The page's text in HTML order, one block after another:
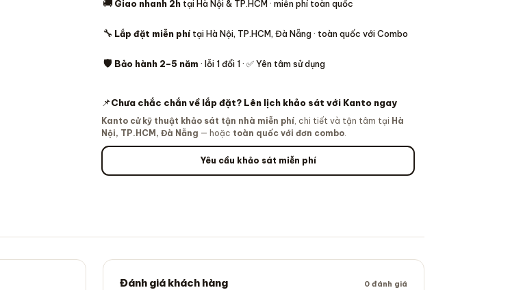
🚚 Giao nhanh 2h tại Hà Nội & TP.HCM · miễn phí toàn quốc
🔧 Lắp đặt miễn phí tại Hà Nội, TP.HCM, Đà Nẵng · toàn quốc với Combo
🛡️ Bảo hành 2–5 năm · lỗi 1 đổi 1 · ✅ Yên tâm sử dụng
📌Chưa chắc chắn về lắp đặt? Lên lịch khảo sát với Kanto ngay
Kanto cử kỹ thuật khảo sát tận nhà miễn phí , chi tiết và tận tâm tại Hà
Nội, TP.HCM, Đà Nẵng — hoặc toàn quốc với đơn combo
Yêu cầu khảo sát miễn phí
Đánh giá khách hàng 0 đánh giá